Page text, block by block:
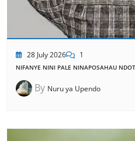
28 July 2026 1
NIFANYE NINI PALE NINAPOSAHAU
By Nuru ya Upendo